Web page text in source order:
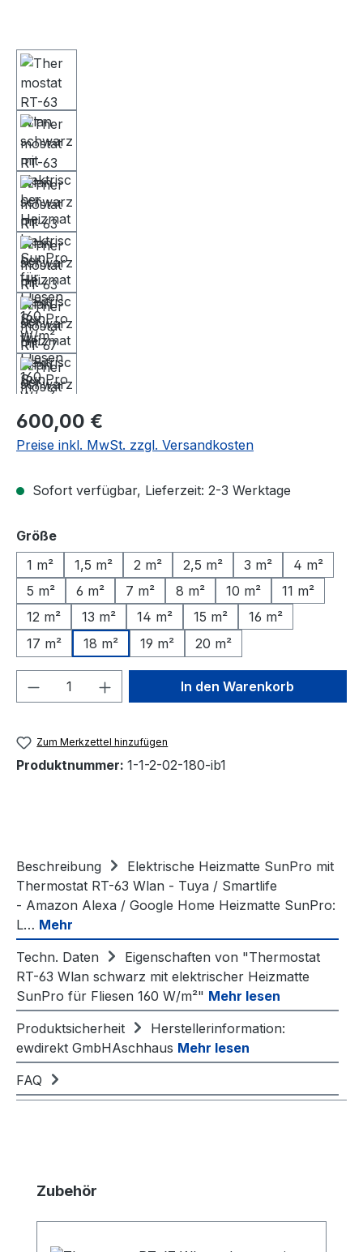
Regulärer Preis:
600,00 €
Preise inkl. MwSt. zzgl. Versandkosten
Sofort verfügbar, Lieferzeit: 2-3 Werktage
Größeauswählen
1 m²
1,5 m² 2 m² 2,5 m² 3 m²
4 m²
5 m²
6 m² 7 m² 8 m² 10 m²
11 m²
12 m²
13 m² 14 m² 15 m²
16 m²
17 m²
18 m² 19 m² 20 m²
Produkt Anzahl: Gib denIn den Warenkorb
Zum Merkzettel hinzufügen
Produktnummer: 1-1-2-02-180-ib1
Beschreibung
Elektrische Heizmatte SunPro mit
Thermostat RT-63 Wlan - Tuya / Smartlife
- Amazon Alexa / Google Home Heizmatte SunPro:
L… Mehr
Techn. Daten
Eigenschaften von "Thermostat
RT-63 Wlan schwarz mit elektrischer Heizmatte
SunPro für Fliesen 160 W/m²" Mehr lesen
Produktsicherheit
Herstellerinformation:
ewdirekt GmbHAschhaus Mehr lesen
FAQ
Produktgalerie überspringen
Zubehör